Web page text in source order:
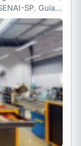
SP. Guia